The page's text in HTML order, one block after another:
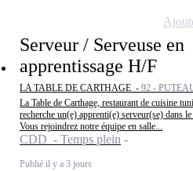
Serveur / Serveuse en
apprentissage H/F
LA TABLE DE CARTHAGE - 92 -
La Table de Carthage, restaurant de cuisine
recherche un(e) apprenti(e) serveur(se) dans
Vous rejoindrez notre équipe en salle...
CDD - Temps plein
Publié il y a 3 jours